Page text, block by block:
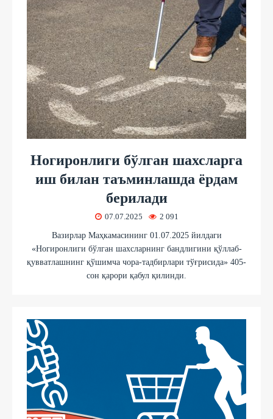
Ногиронлиги бўлган шахсларга
иш билан таъминлашда ёрдам
берилади
07.07.2025 2 091
Вазирлар Маҳкамасининг 01.07.2025 йилдаги
«Ногиронлиги бўлган шахсларнинг бандлигини қўллаб-
қувватлашнинг қўшимча чора-тадбирлари тўғрисида» 405-
сон қарори қабул қилинди.